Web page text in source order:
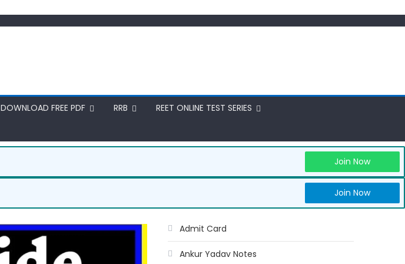
DOWNLOAD FREE PDF RRB
REET ONLINE TEST SERIES
Join Now
Join Now
Admit Card
Ankur Yadav Notes